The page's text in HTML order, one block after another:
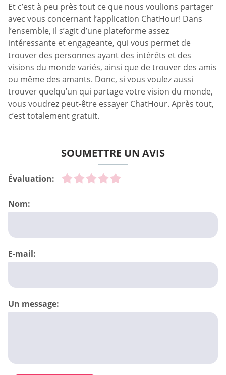
Et c’est à peu près tout ce que nous voulions partager
avec vous concernant l’application ChatHour! Dans
l’ensemble, il s’agit d’une plateforme assez
intéressante et engageante, qui vous permet de
trouver des personnes ayant des intérêts et des
visions du monde variés, ainsi que de trouver des amis
ou même des amants. Donc, si vous voulez aussi
trouver quelqu’un qui partage votre vision du monde,
vous voudrez peut-être essayer ChatHour. Après tout,
c’est totalement gratuit.
SOUMETTRE UN AVIS
Évaluation:
Nom:
E-mail:
Un message: